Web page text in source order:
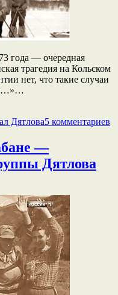
года — очередная
трагедия на Кольском
нет, что такие случаи
Дятлова5 комментариев
—
Дятлова